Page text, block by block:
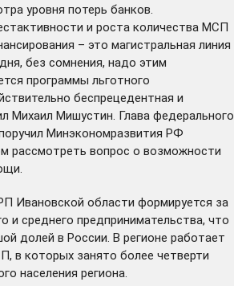
уровня потерь банков.
и роста количества МСП
– это магистральная линия
без сомнения, надо этим
программы льготного
беспрецедентная и
Михаил Мишустин. Глава федерального
Минэкономразвития РФ
рассмотреть вопрос о возможности
Ивановской области формируется за
и среднего предпринимательства, что
долей в России. В регионе работает
в которых занято более четверти
населения региона.